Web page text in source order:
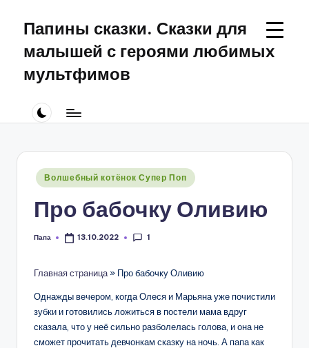
Перейти
содержимому
Папины сказки. Сказки для
малышей с героями любимых
мультфимов
для
малышей
Патруль
Опубликовано
Волшебный котёнок Супер Поп
Про бабочку Оливию
Запись
Папа 13.10.2022 1
Главная страница» Про бабочку Оливию
Однажды вечером, когда Олеся и Марьяна уже почистили
зубки и готовились ложиться в постели мама вдруг
сказала, что у неё сильно разболелась голова, и она не
сможет прочитать девчонкам сказку на ночь. А папа как